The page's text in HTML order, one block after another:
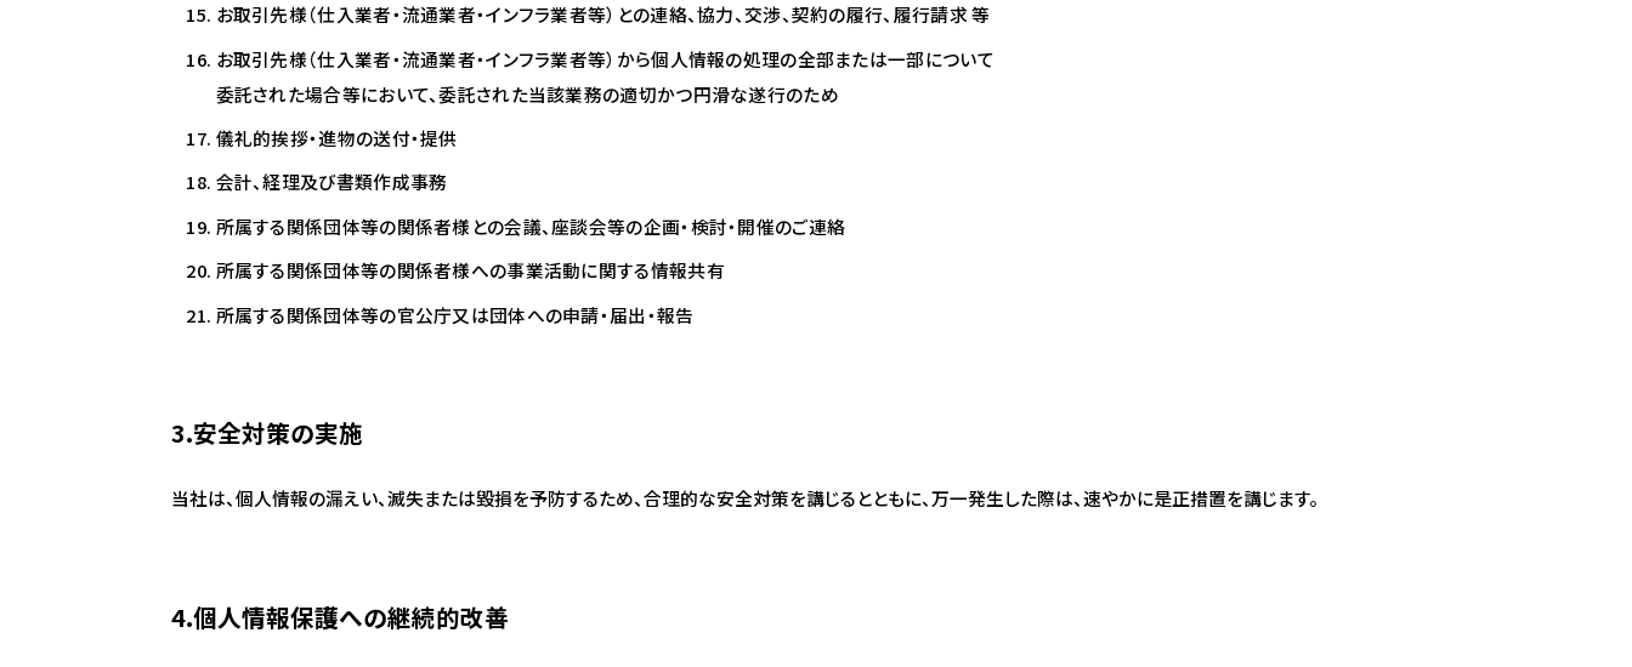
お取引先様（仕入業者・流通業者・インフラ業者等）との連絡、協力、交渉、契約の履行、履行請求 等
お取引先様（仕入業者・流通業者・インフラ業者等）から個人情報の処理の全部または一部について
委託された場合等において、委託された当該業務の適切かつ円滑な遂行のため
儀礼的挨拶・進物の送付・提供
会計、経理及び書類作成事務
所属する関係団体等の関係者様との会議、座談会等の企画・検討・開催のご連絡
所属する関係団体等の関係者様への事業活動に関する情報共有
所属する関係団体等の官公庁又は団体への申請・届出・報告
3.安全対策の実施
当社は、個人情報の漏えい、滅失または毀損を予防するため、合理的な安全対策を講じるとともに、万一発生した際は、速やかに是正措置を講じます。
4.個人情報保護への継続的改善